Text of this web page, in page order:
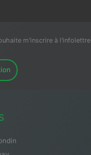
m'inscrire à l'infolettre